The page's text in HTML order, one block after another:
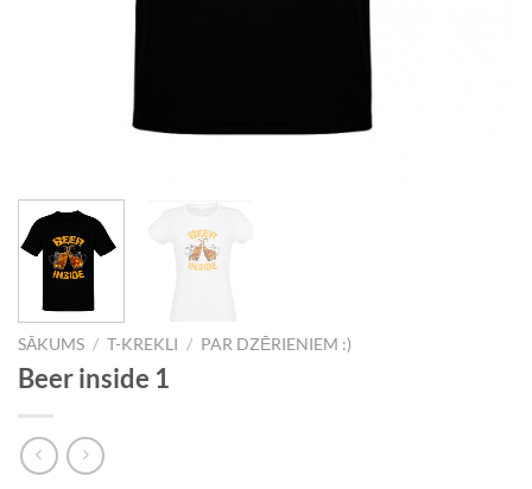
SĀKUMS / T-KREKLI / PAR DZĒRIENIEM :)
Beer inside 1